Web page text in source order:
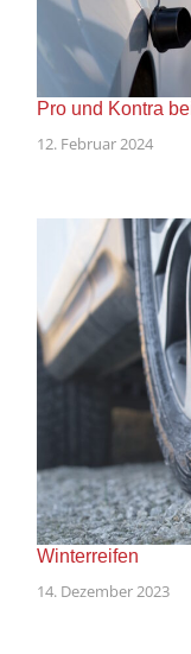
Pro und Kontra
12. Februar 2024
Winterreifen
14. Dezember 2023